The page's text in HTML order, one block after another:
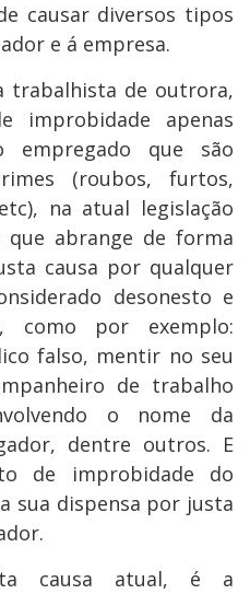
causar diversos tipos
e á empresa.
trabalhista de outrora,
improbidade apenas
empregado que são
(roubos, furtos,
na atual legislação
abrange de forma
causa por qualquer
desonesto e
como por exemplo:
falso, mentir no seu
de trabalho
o nome da
dentre outros. E
de improbidade do
sua dispensa por justa
causa atual, é a